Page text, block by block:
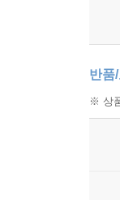
반품
※ 상